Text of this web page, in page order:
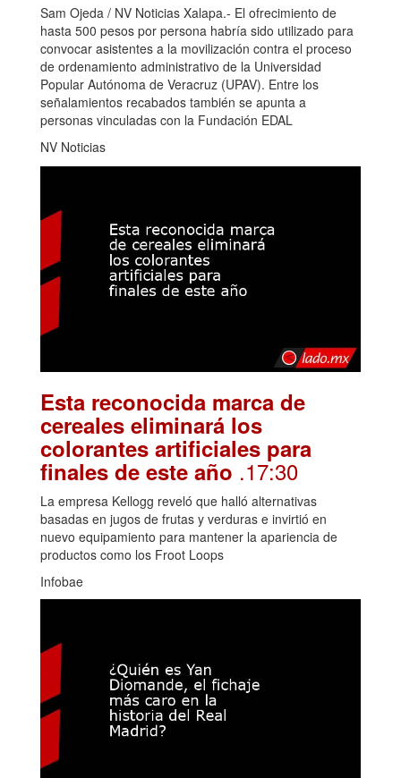
Sam Ojeda / NV Noticias Xalapa.- El ofrecimiento de
hasta 500 pesos por persona habría sido utilizado para
convocar asistentes a la movilización contra el proceso
de ordenamiento administrativo de la Universidad
Popular Autónoma de Veracruz (UPAV). Entre los
señalamientos recabados también se apunta a
personas vinculadas con la Fundación EDAL
NV Noticias
Esta reconocida marca de
cereales eliminará los
colorantes artificiales para
finales de este año .17:30
La empresa Kellogg reveló que halló alternativas
basadas en jugos de frutas y verduras e invirtió en
nuevo equipamiento para mantener la apariencia de
productos como los Froot Loops
Infobae